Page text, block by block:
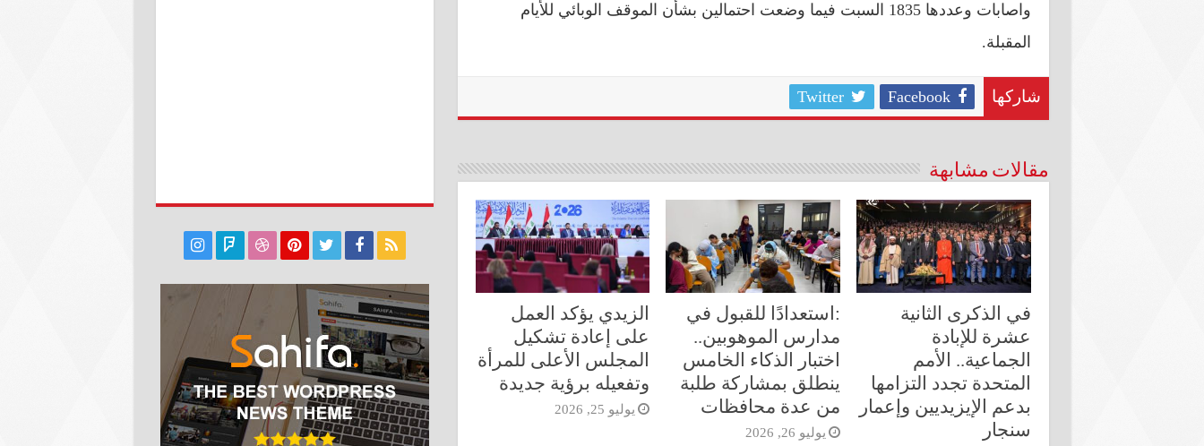
واصابات وعددها 1835 السبت فيما وضعت احتمالين بشأن الموقف الوبائي للأيام
المقبلة.
شاركها Facebook
Twitter
مقالات مشابهة
في الذكرى الثانية
عشرة للإبادة
الجماعية.. الأمم
المتحدة تجدد التزامها
بدعم الإيزيديين وإعمار
سنجار
:استعدادًا للقبول في
مدارس الموهوبين..
اختبار الذكاء الخامس
ينطلق بمشاركة طلبة
من عدة محافظات
يوليو 26, 2026
الزيدي يؤكد العمل
على إعادة تشكيل
المجلس الأعلى للمرأة
وتفعيله برؤية جديدة
يوليو 25, 2026